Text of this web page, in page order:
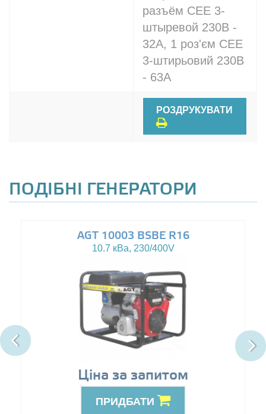
разъём CEE 3-
штыревой 230В -
32A, 1 роз'єм CEE
3-штирьовий 230В
- 63A
РОЗДРУКУВАТИ
ПОДІБНІ ГЕНЕРАТОРИ
AGT 10003 BSBE R16
10.7 кВа, 230/400V
Ціна за запитом
ПРИДБАТИ